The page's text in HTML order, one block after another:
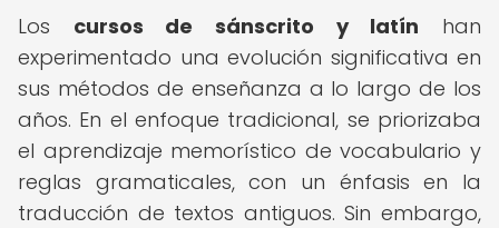
Los cursos de sánscrito y latín han
experimentado una evolución significativa en
sus métodos de enseñanza a lo largo de los
años. En el enfoque tradicional, se priorizaba
el aprendizaje memorístico de vocabulario y
reglas gramaticales, con un énfasis en la
traducción de textos antiguos. Sin embargo,